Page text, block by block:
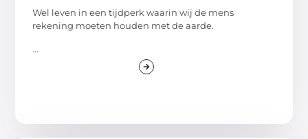
Wel leven in een tijdperk waarin wij de mens
rekening moeten houden met de aarde.
...